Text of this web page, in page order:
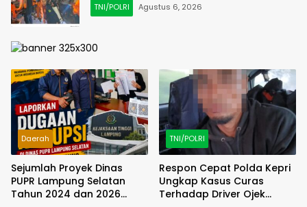
TNI/POLRI Agustus 6, 2026
Daerah
Sejumlah Proyek Dinas
PUPR Lampung Selatan
Tahun 2024 dan 2026
TNI/POLRI
Respon Cepat Polda Kepri
Ungkap Kasus Curas
Terhadap Driver Ojek